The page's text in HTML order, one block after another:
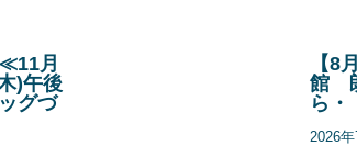
月
)午後
グづ
【8
館
ら・
2026